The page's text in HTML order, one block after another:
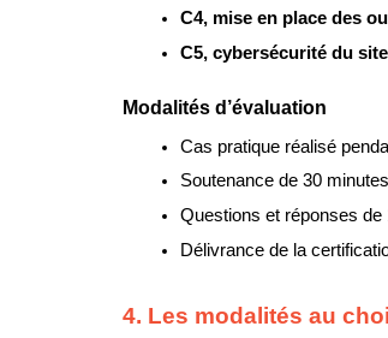
C4, mise en place des
C5, cybersécurité du
Modalités d’évaluation
Cas pratique réalisé
Soutenance de 30
Questions et réponses de
Délivrance de la
4. Les modalités au